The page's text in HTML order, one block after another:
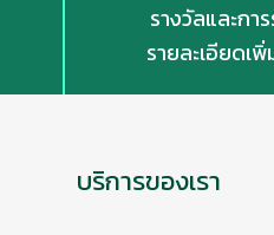
รางวัลและกา
รายละเอียดเ
บริการของเรา